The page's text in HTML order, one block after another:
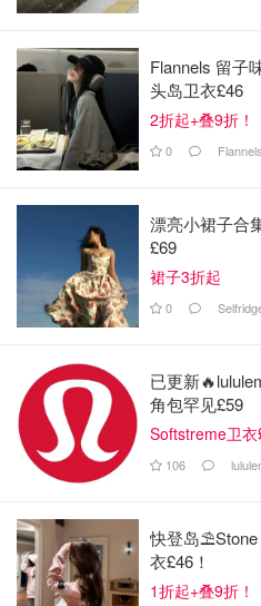
Barely Zero Fixed Cup Clasp
Barely Zero Fixed Cup Wavy
NEIWAI首款科技型生理裤
包裹包装的很精致，也可以看
包裹地相当精美
Flannels 留子
头岛卫衣£46
2折起+叠9折！
0 Flannels
漂亮小裙子合
£69
裙子3折起
0
已更新
角包罕见£59
Softstreme卫衣
106
快登岛⛱️Stone
衣£46！
1折起+叠9折！